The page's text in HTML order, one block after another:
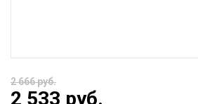
2 666 руб.
2 533 руб.